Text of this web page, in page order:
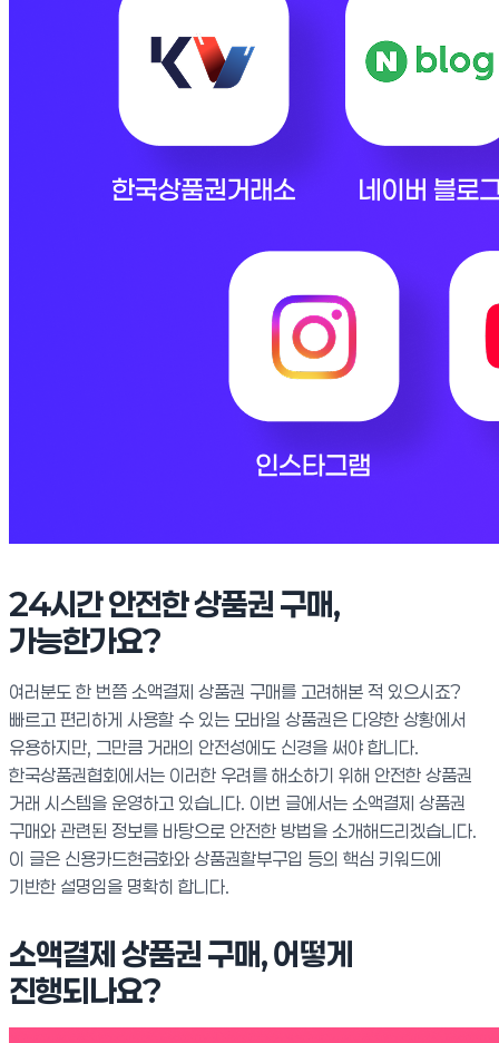
24시간 안전한 상품권 구매,
가능한가요?
여러분도 한 번쯤 소액결제 상품권 구매를 고려해본 적 있으시죠?
빠르고 편리하게 사용할 수 있는 모바일 상품권은 다양한 상황에서
유용하지만, 그만큼 거래의 안전성에도 신경을 써야 합니다.
한국상품권협회에서는 이러한 우려를 해소하기 위해 안전한 상품권
거래 시스템을 운영하고 있습니다. 이번 글에서는 소액결제 상품권
구매와 관련된 정보를 바탕으로 안전한 방법을 소개해드리겠습니다.
이 글은 신용카드현금화와 상품권할부구입 등의 핵심 키워드에
기반한 설명임을 명확히 합니다.
소액결제 상품권 구매, 어떻게
진행되나요?